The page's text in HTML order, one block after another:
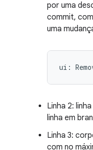
por uma
commit,
uma
ui :
Linha 2:
linha em
Linha 3:
com no